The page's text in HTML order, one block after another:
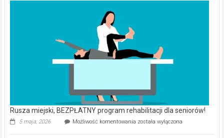
Rusza miejski, BEZPŁATNY program rehabilitacji dla seniorów!
5 maja, 2026 Możliwość komentowania Rusza
została wyłączona